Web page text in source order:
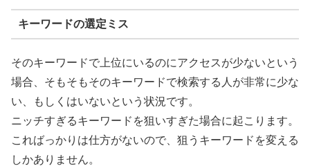
キーワードの選定ミス
そのキーワードで上位にいるのにアクセスが少ないという
場合、そもそもそのキーワードで検索する人が非常に少な
い、もしくはいないという状況です。
ニッチすぎるキーワードを狙いすぎた場合に起こります。
こればっかりは仕方がないので、狙うキーワードを変える
しかありません。